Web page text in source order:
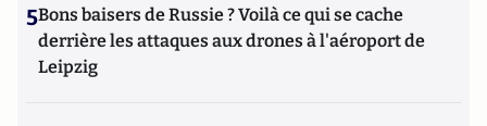
5Bons baisers de Russie ? Voilà ce qui se cache
derrière les attaques aux drones à l'aéroport de
Leipzig